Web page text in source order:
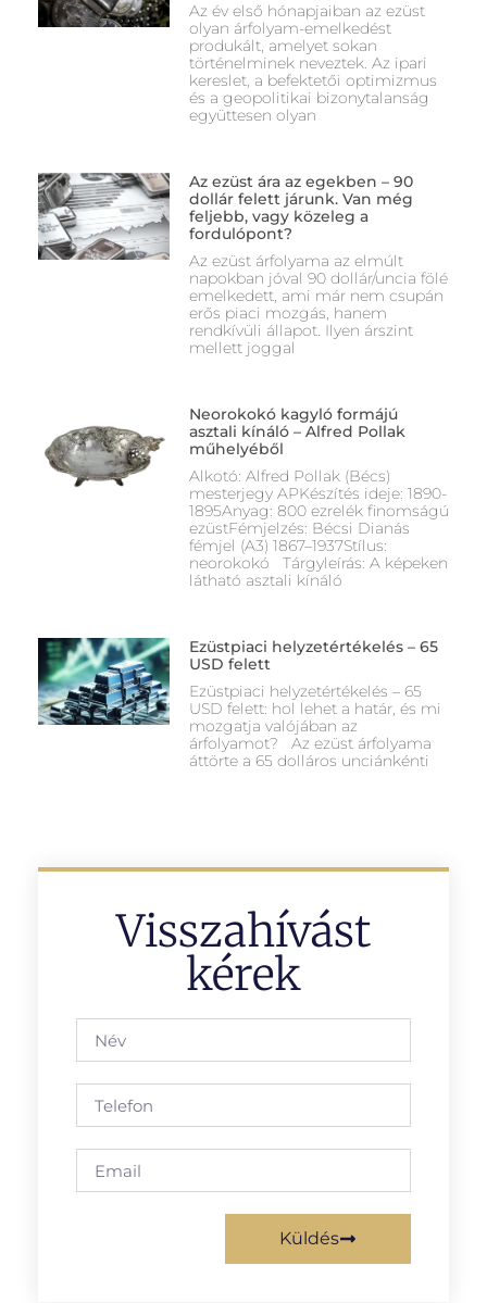
Az év első hónapjaiban az ezüst
olyan árfolyam-emelkedést
produkált, amelyet sokan
történelminek neveztek. Az ipari
kereslet, a befektetői optimizmus
és a geopolitikai bizonytalanság
együttesen olyan
Az ezüst ára az egekben – 90
dollár felett járunk. Van még
feljebb, vagy közeleg a
fordulópont?
Az ezüst árfolyama az elmúlt
napokban jóval 90 dollár/uncia fölé
emelkedett, ami már nem csupán
erős piaci mozgás, hanem
rendkívüli állapot. Ilyen árszint
mellett joggal
Neorokokó kagyló formájú
asztali kínáló – Alfred Pollak
műhelyéből
Alkotó: Alfred Pollak (Bécs)
mesterjegy APKészítés ideje: 1890-
1895Anyag: 800 ezrelék finomságú
ezüstFémjelzés: Bécsi Dianás
fémjel (A3) 1867–1937Stílus:
neorokokó Tárgyleírás: A képeken
látható asztali kínáló
Ezüstpiaci helyzetértékelés – 65
USD felett
Ezüstpiaci helyzetértékelés – 65
USD felett: hol lehet a határ, és mi
mozgatja valójában az
árfolyamot? Az ezüst árfolyama
áttörte a 65 dolláros unciánkénti
Visszahívást
kérek
Küldés